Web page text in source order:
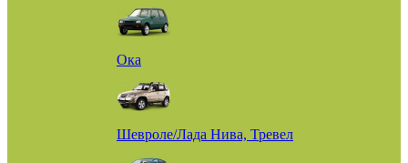
Ока
Шевроле/Лада Нива, Тревел